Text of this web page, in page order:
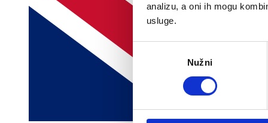
analizu, a oni ih mogu
usluge.
Nužni